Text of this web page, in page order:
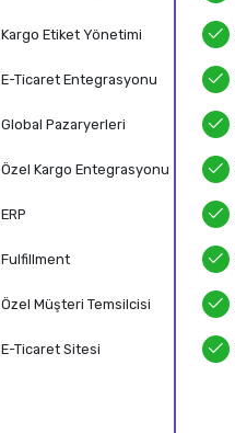
Kargo Etiket Yönetimi
E-Ticaret Entegrasyonu
Global Pazaryerleri
Özel Kargo Entegrasyonu
ERP
Fulfillment
Özel Müşteri Temsilcisi
E-Ticaret Sitesi